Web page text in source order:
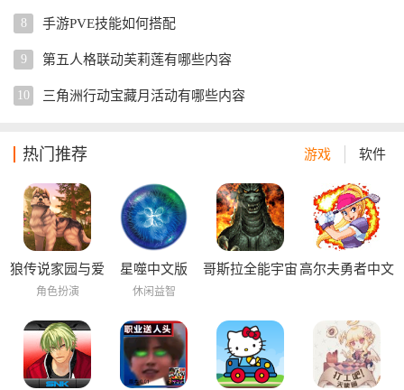
8 手游PVE技能如何搭配
9 第五人格联动芙莉莲有哪些内容
10 三角洲行动宝藏月活动有哪些内容
热门推荐 游戏 软件
狼传说家园与爱
心中文版
角色扮演
星噬中文版
休闲益智
哥斯拉全能宇宙高尔夫勇者中文